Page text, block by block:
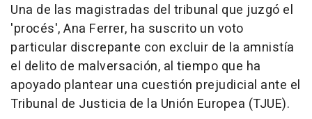
Una de las magistradas del tribunal que juzgó el
'procés', Ana Ferrer, ha suscrito un voto
particular discrepante con excluir de la amnistía
el delito de malversación, al tiempo que ha
apoyado plantear una cuestión prejudicial ante el
Tribunal de Justicia de la Unión Europea (TJUE).